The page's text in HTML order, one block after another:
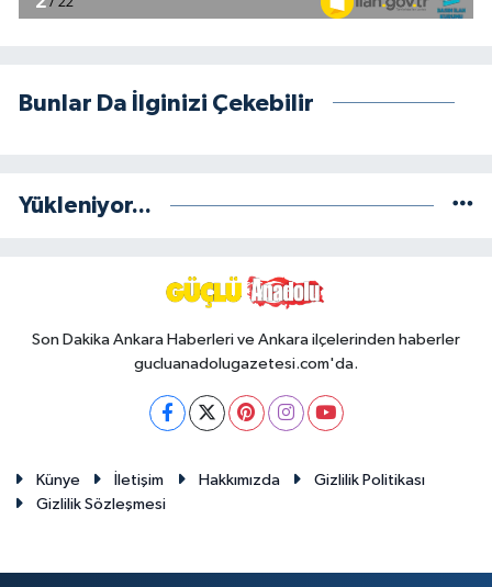
Bunlar Da İlginizi Çekebilir
Yükleniyor...
Son Dakika Ankara Haberleri ve Ankara ilçelerinden haberler
gucluanadolugazetesi.com'da.
Künye İletişim Hakkımızda
Gizlilik Politikası
Gizlilik Sözleşmesi